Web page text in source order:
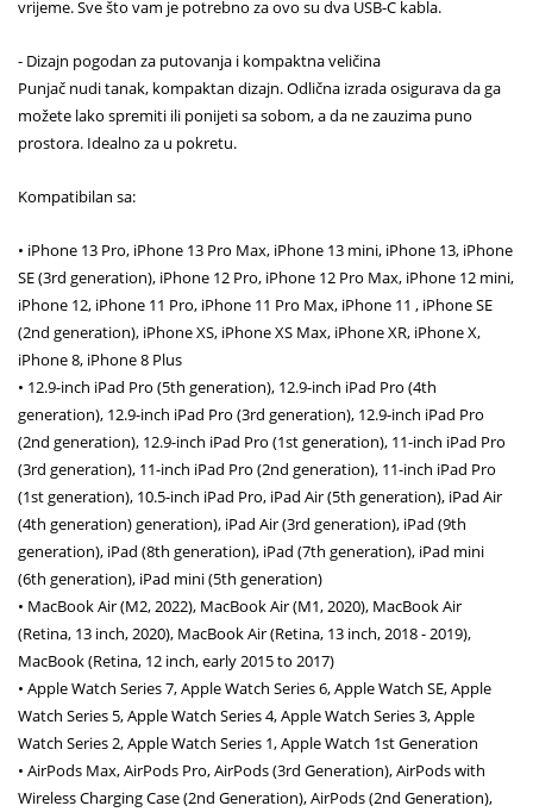
vrijeme. Sve što vam je potrebno za ovo su dva USB-C kabla.
- Dizajn pogodan za putovanja i kompaktna veličina
Punjač nudi tanak, kompaktan dizajn. Odlična izrada osigurava da ga
možete lako spremiti ili ponijeti sa sobom, a da ne zauzima puno
prostora. Idealno za u pokretu.
Kompatibilan sa:
• iPhone 13 Pro, iPhone 13 Pro Max, iPhone 13 mini, iPhone 13, iPhone
SE (3rd generation), iPhone 12 Pro, iPhone 12 Pro Max, iPhone 12 mini,
iPhone 12, iPhone 11 Pro, iPhone 11 Pro Max, iPhone 11 , iPhone SE
(2nd generation), iPhone XS, iPhone XS Max, iPhone XR, iPhone X,
iPhone 8, iPhone 8 Plus
• 12.9-inch iPad Pro (5th generation), 12.9-inch iPad Pro (4th
generation), 12.9-inch iPad Pro (3rd generation), 12.9-inch iPad Pro
(2nd generation), 12.9-inch iPad Pro (1st generation), 11-inch iPad Pro
(3rd generation), 11-inch iPad Pro (2nd generation), 11-inch iPad Pro
(1st generation), 10.5-inch iPad Pro, iPad Air (5th generation), iPad Air
(4th generation) generation), iPad Air (3rd generation), iPad (9th
generation), iPad (8th generation), iPad (7th generation), iPad mini
(6th generation), iPad mini (5th generation)
• MacBook Air (M2, 2022), MacBook Air (M1, 2020), MacBook Air
(Retina, 13 inch, 2020), MacBook Air (Retina, 13 inch, 2018 - 2019),
MacBook (Retina, 12 inch, early 2015 to 2017)
• Apple Watch Series 7, Apple Watch Series 6, Apple Watch SE, Apple
Watch Series 5, Apple Watch Series 4, Apple Watch Series 3, Apple
Watch Series 2, Apple Watch Series 1, Apple Watch 1st Generation
• AirPods Max, AirPods Pro, AirPods (3rd Generation), AirPods with
Wireless Charging Case (2nd Generation), AirPods (2nd Generation),